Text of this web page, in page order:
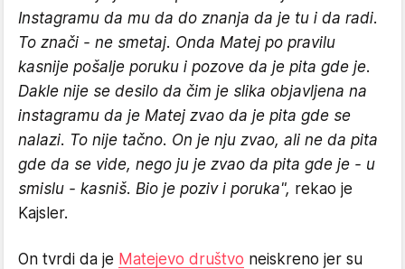
Instagramu da mu da do znanja da je tu i da radi.
To znači - ne smetaj. Onda Matej po pravilu
kasnije pošalje poruku i pozove da je pita gde je.
Dakle nije se desilo da čim je slika objavljena na
instagramu da je Matej zvao da je pita gde se
nalazi. To nije tačno. On je nju zvao, ali ne da pita
gde da se vide, nego ju je zvao da pita gde je - u
smislu - kasniš. Bio je poziv i poruka", rekao je
Kajsler.
On tvrdi da je Matejevo društvo neiskreno jer su